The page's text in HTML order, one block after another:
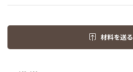
材料を送る